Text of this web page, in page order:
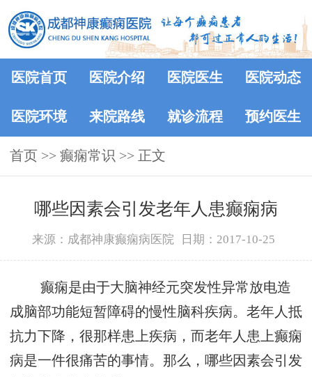
医院首页 医院介绍 医院医生 医院动态
医院环境 来院路线 就诊流程 预约医生
首页 >> 癫痫常识 >> 正文
哪些因素会引发老年人患癫痫病
来源：成都神康癫痫病医院 日期：2017-10-25
癫痫是由于大脑神经元突发性异常放电造
成脑部功能短暂障碍的慢性脑科疾病。老年人抵
抗力下降，很那样患上疾病，而老年人患上癫痫
病是一件很痛苦的事情。那么，哪些因素会引发